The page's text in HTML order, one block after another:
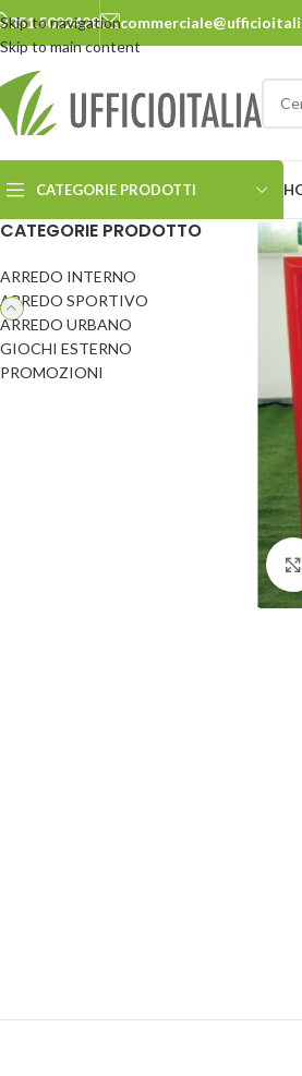
Skip to navigation
Skip to main content
351.5022428
CATEGORIE PRODOTTI
ARREDO URBANO
Cestini
Pergole e carport
Portabiciclette
Posacenere
Sicurezza
Tabelloni e
CATEGORIE PRODOTTO
ARREDO INTERNO
ARREDO SPORTIVO
ARREDO URBANO
GIOCHI ESTERNO
PROMOZIONI